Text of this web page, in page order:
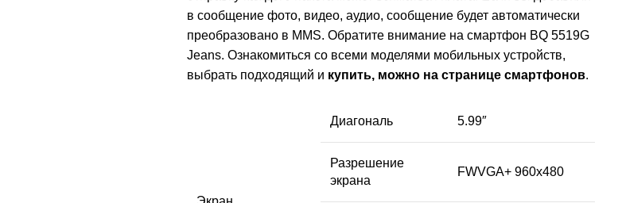
в сообщение фото, видео, аудио, сообщение будет автоматически
преобразовано в MMS. Обратите внимание на смартфон BQ 5519G
Jeans. Ознакомиться со всеми моделями мобильных устройств,
выбрать подходящий и купить, можно на странице смартфонов.
Диагональ 5.99″
Разрешение
экрана
FWVGA+ 960х480